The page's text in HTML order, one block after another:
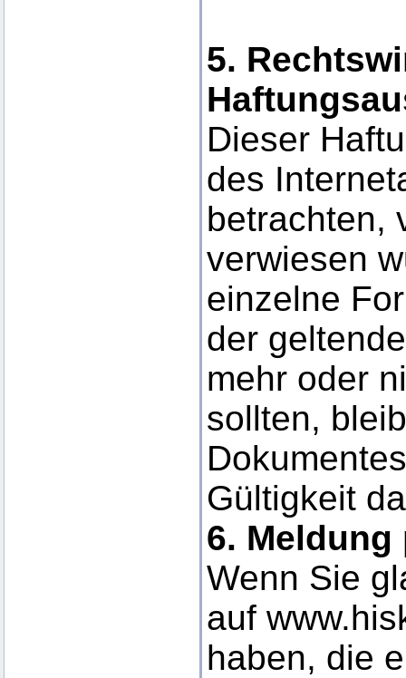
5.
Dieser
des
betrachten,
verwiesen
einzelne
der
mehr oder
sollten,
Gültigkeit
6.
Wenn Sie
auf
haben, die